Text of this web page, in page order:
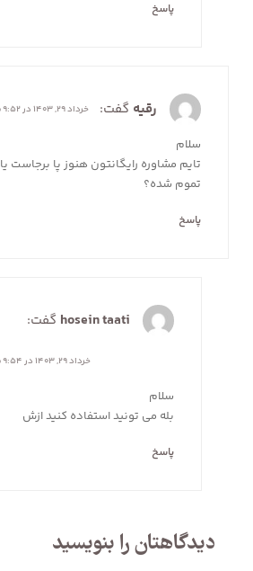
پاسخ
رقیه گفت: خرداد ۲۹, ۱۴۰۳ در ۹:۵۲ ب٫ظ
سلام
تایم مشاوره رایگانتون هنوز پا برجاست یا
تموم شده؟
پاسخ
hosein taati گفت:
خرداد ۲۹, ۱۴۰۳ در ۹:۵۴ ب٫ظ
سلام
بله می تونید استفاده کنید ازش
پاسخ
دیدگاهتان را بنویسید